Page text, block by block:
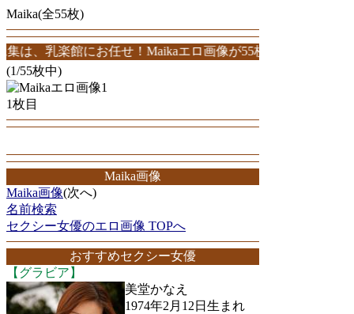
Maika(全55枚)
楽館にお任せ！Maikaエロ画像が55枚！このサイトは、
(1/55枚中)
1枚目
Maika画像
Maika画像(次へ)
名前検索
セクシー女優のエロ画像 TOPへ
おすすめセクシー女優
【グラビア】
美堂かなえ
1974年2月12日生まれ